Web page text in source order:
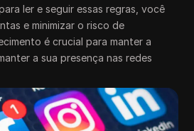
ler e seguir essas regras, você
e minimizar o risco de
é crucial para manter a
a sua presença nas redes